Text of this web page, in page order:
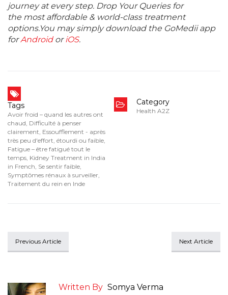
journey at every step. Drop Your Queries for
the most affordable & world-class treatment
options.You may simply download the GoMedii app
forAndroidoriOS.
Tags
Avoir froid – quand les autres ont
chaud Difficulté à penser
clairement Essoufflement - après
très peu d'effort étourdi ou faible
Fatigue – être fatigué tout le
temps Kidney Treatment in India
in French Se sentir faible
Symptômes rénaux à surveiller
Traitement du rein en Inde
Category
Health A2Z
Previous Article Next Article
Written By Somya Verma